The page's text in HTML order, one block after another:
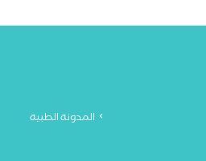
المدونة الطبية